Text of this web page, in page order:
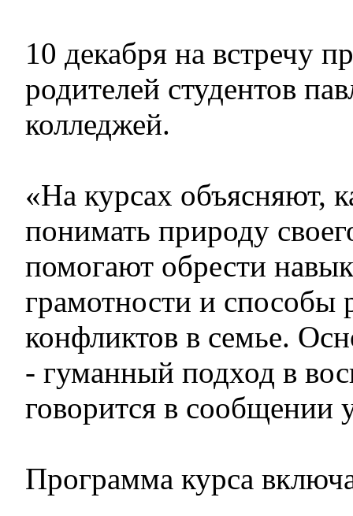
10 декабря на встречу
родителей студентов
колледжей.
«На курсах объясняют,
понимать природу
помогают обрести
грамотности и способы
конфликтов в семье.
- гуманный подход в
говорится в сообщении
Программа курса